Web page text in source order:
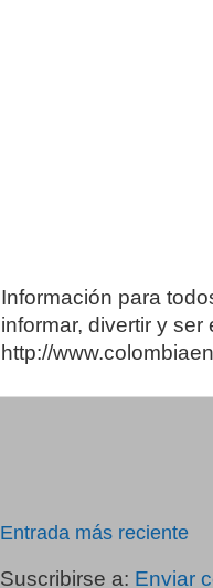
Información para
informar, divertir y
http://
Entrada más reciente
Suscribirse a: Enviar